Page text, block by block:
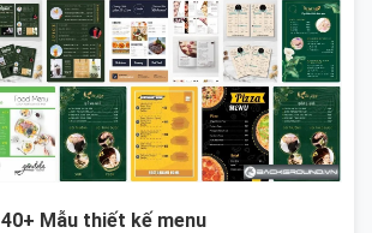
40+ Mẫu thiết kế menu